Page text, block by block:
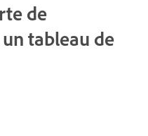
de
tableau de